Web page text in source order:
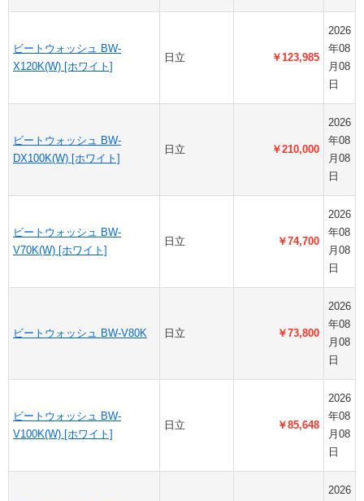
ビートウォッシュ BW-
X120K(W) [ホワイト]
日立 ￥123,985
2026
年08
月08
日
ビートウォッシュ BW-
DX100K(W) [ホワイト]
日立 ￥210,000
2026
年08
月08
日
ビートウォッシュ BW-
V70K(W) [ホワイト]
日立 ￥74,700
2026
年08
月08
日
ビートウォッシュ BW-V80K 日立 ￥73,800
2026
年08
月08
日
ビートウォッシュ BW-
V100K(W) [ホワイト]
日立 ￥85,648
2026
年08
月08
日
2026